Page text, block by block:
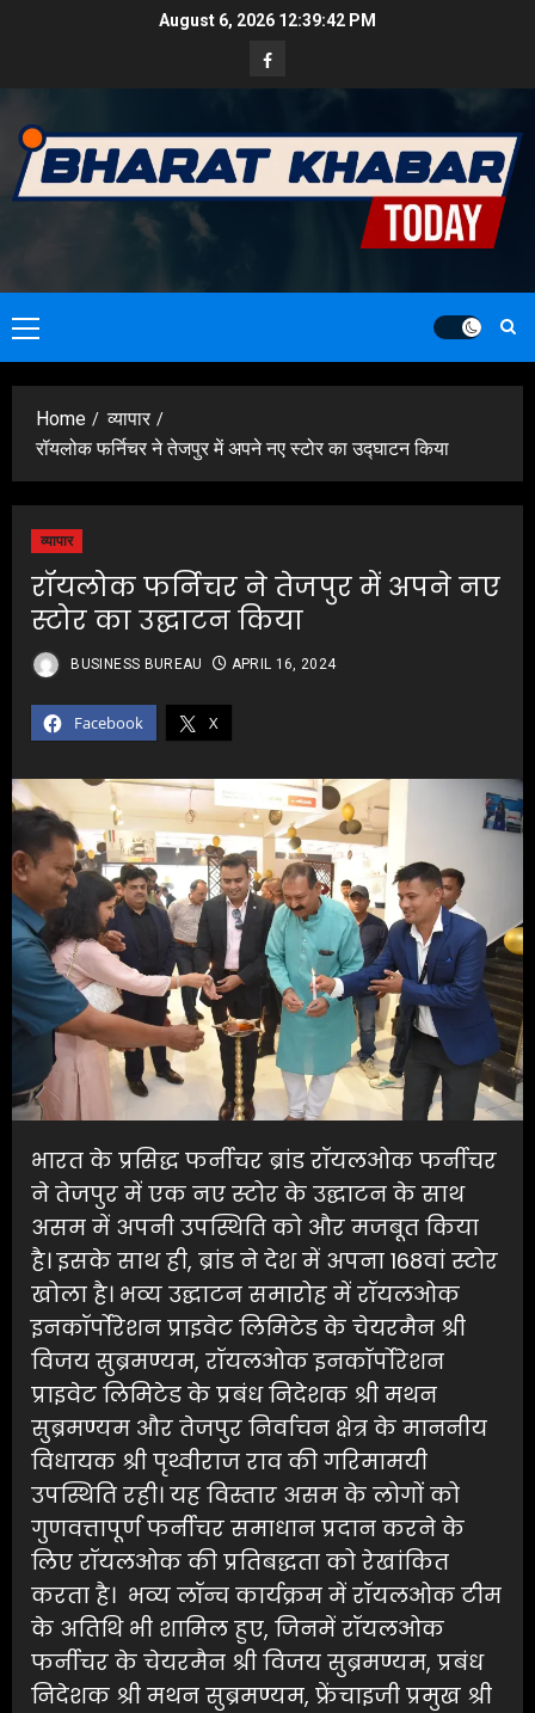
August 6, 2026 12:39:43 PM
Facebook
Primary
Menu
Home
व्यापार
रॉयलोक फर्निचर ने तेजपुर में अपने नए स्टोर का उद्घाटन किया
व्यापार
रॉयलोक फर्निचर ने तेजपुर में अपने नए
स्टोर का उद्घाटन किया
Facebook X
BUSINESS BUREAU APRIL 16, 2024
भारत के प्रसिद्ध फर्नीचर ब्रांड रॉयलओक फर्नीचर
ने तेजपुर में एक नए स्टोर के उद्घाटन के साथ
असम में अपनी उपस्थिति को और मजबूत किया
है। इसके साथ ही, ब्रांड ने देश में अपना 168वां स्टोर
खोला है। भव्य उद्घाटन समारोह में रॉयलओक
इनकॉर्पोरेशन प्राइवेट लिमिटेड के चेयरमैन श्री
विजय सुब्रमण्यम, रॉयलओक इनकॉर्पोरेशन
प्राइवेट लिमिटेड के प्रबंध निदेशक श्री मथन
सुब्रमण्यम और तेजपुर निर्वाचन क्षेत्र के माननीय
विधायक श्री पृथ्वीराज राव की गरिमामयी
उपस्थिति रही। यह विस्तार असम के लोगों को
गुणवत्तापूर्ण फर्नीचर समाधान प्रदान करने के
लिए रॉयलओक की प्रतिबद्धता को रेखांकित
करता है। भव्य लॉन्च कार्यक्रम में रॉयलओक टीम
के अतिथि भी शामिल हुए, जिनमें रॉयलओक
फर्नीचर के चेयरमैन श्री विजय सुब्रमण्यम, प्रबंध
निदेशक श्री मथन सुब्रमण्यम, फ्रेंचाइजी प्रमुख श्री